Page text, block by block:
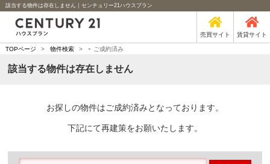
該当する物件は存在しません｜センチュリー21ハウスプラン
売買サイト 賃貸サイト
TOPページ > 物件検索 > - ご成約済み
該当する物件は存在しません
お探しの物件はご成約済みとなっております。
下記にて再建策をお願いたします。